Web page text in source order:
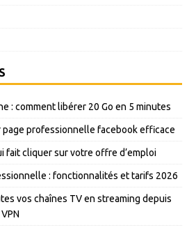
: comment libérer 20 Go en 5 minutes
page professionnelle facebook efficace
fait cliquer sur votre offre d’emploi
: fonctionnalités et tarifs 2026
vos chaînes TV en streaming depuis